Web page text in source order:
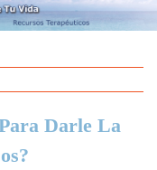
Darle La